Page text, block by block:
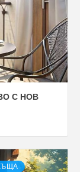
С НОВ